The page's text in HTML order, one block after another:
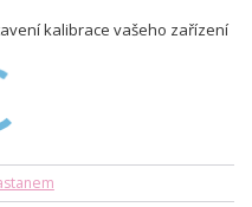
kalibrace vašeho zařízení